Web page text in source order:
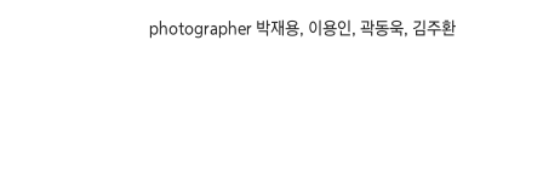
photographer 박재용, 이용인, 곽동욱, 김주환